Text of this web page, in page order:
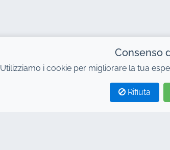
Consenso
Utilizziamo i cookie per migliorare la tua
Rifiuta